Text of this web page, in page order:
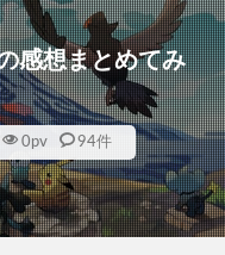
感想まとめてみ
0pv 94件